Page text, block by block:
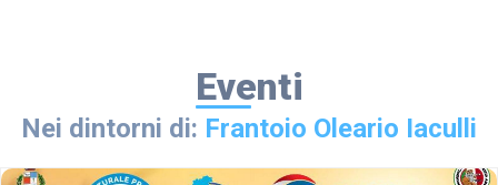
Eventi
Nei dintorni di: Frantoio Oleario Iaculli